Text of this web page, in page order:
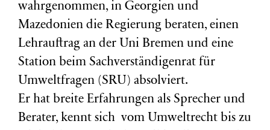
wahrgenommen, in Georgien und
Mazedonien die Regierung beraten, einen
Lehrauftrag an der Uni Bremen und eine
Station beim Sachverständigenrat für
Umweltfragen (SRU) absolviert.
Er hat breite Erfahrungen als Sprecher und
Berater, kennt sich vom Umweltrecht bis zu